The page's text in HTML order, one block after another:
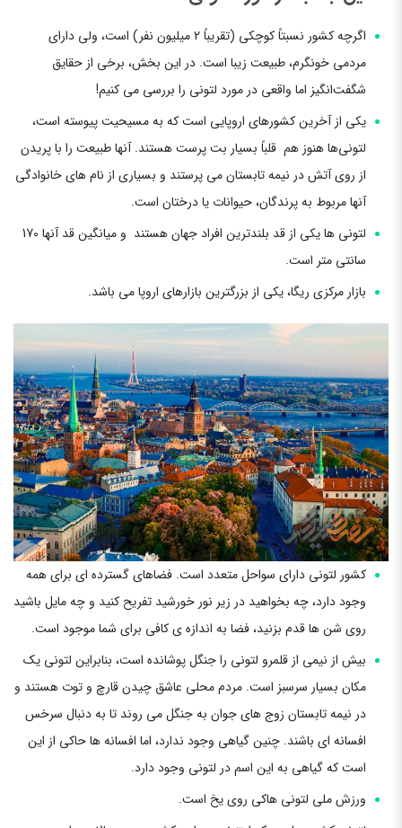
اگرچه کشور نسبتاً کوچکی (تقریباً 2 میلیون نفر) است، ولی دارای
مردمی خونگرم، طبیعت زیبا است. در این بخش، برخی از حقایق
شگفت‌انگیز اما واقعی در مورد لتونی را بررسی می کنیم!
یکی از آخرین کشورهای اروپایی است که به مسیحیت پیوسته است،
لتونی‌ها هنوز هم قلباً بسیار بت پرست هستند. آنها طبیعت را با پریدن
از روی آتش در نیمه تابستان می پرستند و بسیاری از نام های خانوادگی
آنها مربوط به پرندگان، حیوانات یا درختان است.
لتونی ها یکی از قد بلندترین افراد جهان هستند و میانگین قد آنها 170
سانتی متر است.
بازار مرکزی ریگا، یکی از بزرگترین بازارهای اروپا می باشد.
کشور لتونی دارای سواحل متعدد است. فضاهای گسترده ای برای همه
وجود دارد، چه بخواهید در زیر نور خورشید تفریح ​​کنید و چه مایل باشید
روی شن ها قدم بزنید، فضا به اندازه ی کافی برای شما موجود است.
بیش از نیمی از قلمرو لتونی را جنگل پوشانده است، بنابراین لتونی یک
مکان بسیار سرسبز است. مردم محلی عاشق چیدن قارچ و توت هستند و
در نیمه تابستان زوج های جوان به جنگل می روند تا به دنبال سرخس
افسانه ای باشند. چنین گیاهی وجود ندارد، اما افسانه ها حاکی از این
است که گیاهی به این اسم در لتونی وجود دارد.
ورزش ملی لتونی هاکی روی یخ است.